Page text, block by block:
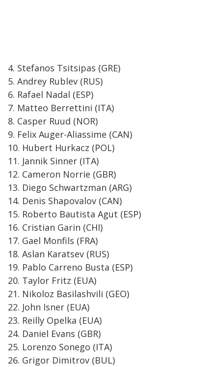
4. Stefanos Tsitsipas (GRE)
5. Andrey Rublev (RUS)
6. Rafael Nadal (ESP)
7. Matteo Berrettini (ITA)
8. Casper Ruud (NOR)
9. Felix Auger-Aliassime (CAN)
10. Hubert Hurkacz (POL)
11. Jannik Sinner (ITA)
12. Cameron Norrie (GBR)
13. Diego Schwartzman (ARG)
14. Denis Shapovalov (CAN)
15. Roberto Bautista Agut (ESP)
16. Cristian Garin (CHI)
17. Gael Monfils (FRA)
18. Aslan Karatsev (RUS)
19. Pablo Carreno Busta (ESP)
20. Taylor Fritz (EUA)
21. Nikoloz Basilashvili (GEO)
22. John Isner (EUA)
23. Reilly Opelka (EUA)
24. Daniel Evans (GBR)
25. Lorenzo Sonego (ITA)
26. Grigor Dimitrov (BUL)